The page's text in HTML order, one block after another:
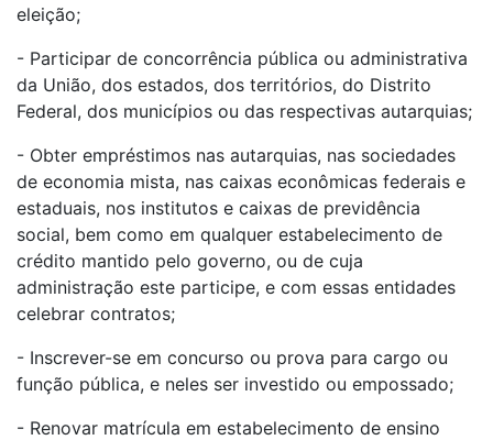
eleição;
- Participar de concorrência pública ou administrativa
da União, dos estados, dos territórios, do Distrito
Federal, dos municípios ou das respectivas autarquias;
- Obter empréstimos nas autarquias, nas sociedades
de economia mista, nas caixas econômicas federais e
estaduais, nos institutos e caixas de previdência
social, bem como em qualquer estabelecimento de
crédito mantido pelo governo, ou de cuja
administração este participe, e com essas entidades
celebrar contratos;
- Inscrever-se em concurso ou prova para cargo ou
função pública, e neles ser investido ou empossado;
- Renovar matrícula em estabelecimento de ensino